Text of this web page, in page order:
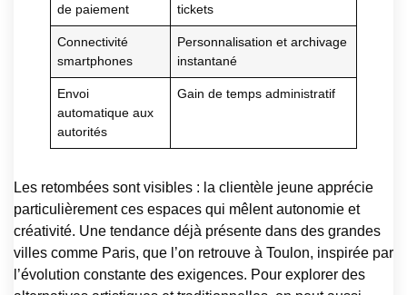
de paiement
tickets
Connectivité
smartphones
Personnalisation et archivage
instantané
Envoi
automatique aux
autorités
Gain de temps administratif
Les retombées sont visibles : la clientèle jeune apprécie
particulièrement ces espaces qui mêlent autonomie et
créativité. Une tendance déjà présente dans des grandes
villes comme Paris, que l’on retrouve à Toulon, inspirée par
l’évolution constante des exigences. Pour explorer des